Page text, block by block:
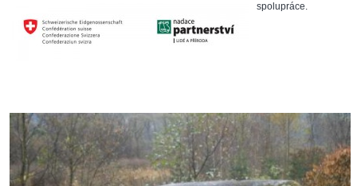
spolupráce.